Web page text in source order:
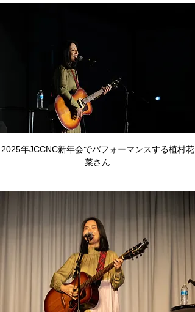
2025年JCCNC新年会でパフォーマンスする植村花
菜さん